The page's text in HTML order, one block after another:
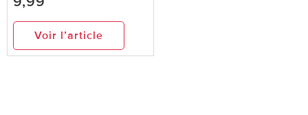
Voir l’article